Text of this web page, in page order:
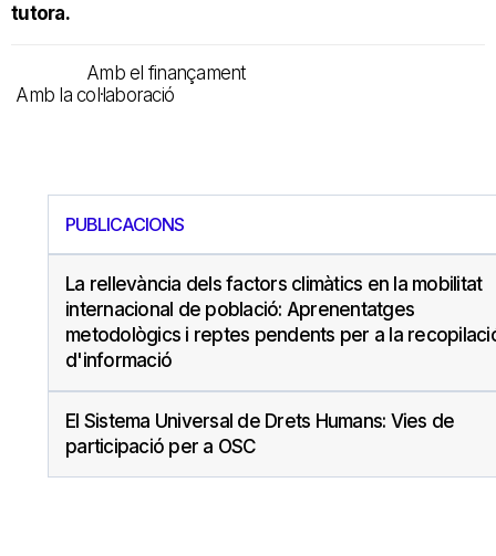
tutora.
Amb el finançament
Amb la col·laboració
PUBLICACIONS
La rellevància dels factors climàtics en la mobilitat
internacional de població: Aprenentatges
metodològics i reptes pendents per a la
d'informació
El Sistema Universal de Drets Humans: Vies de
participació per a OSC